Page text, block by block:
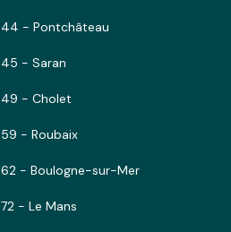
44 - Pontchâteau
45 - Saran
49 - Cholet
59 - Roubaix
62 - Boulogne-sur-Mer
72 - Le Mans